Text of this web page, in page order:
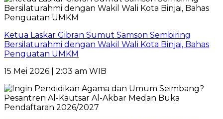
Ketua Laskar Gibran Sumut Samson Sembiring
Bersilaturahmi dengan Wakil Wali Kota Binjai, Bahas
Penguatan UMKM
15 Mei 2026 | 2:03 am WIB